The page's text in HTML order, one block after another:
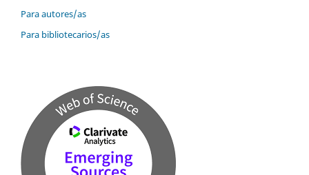
Para autores/as
Para bibliotecarios/as